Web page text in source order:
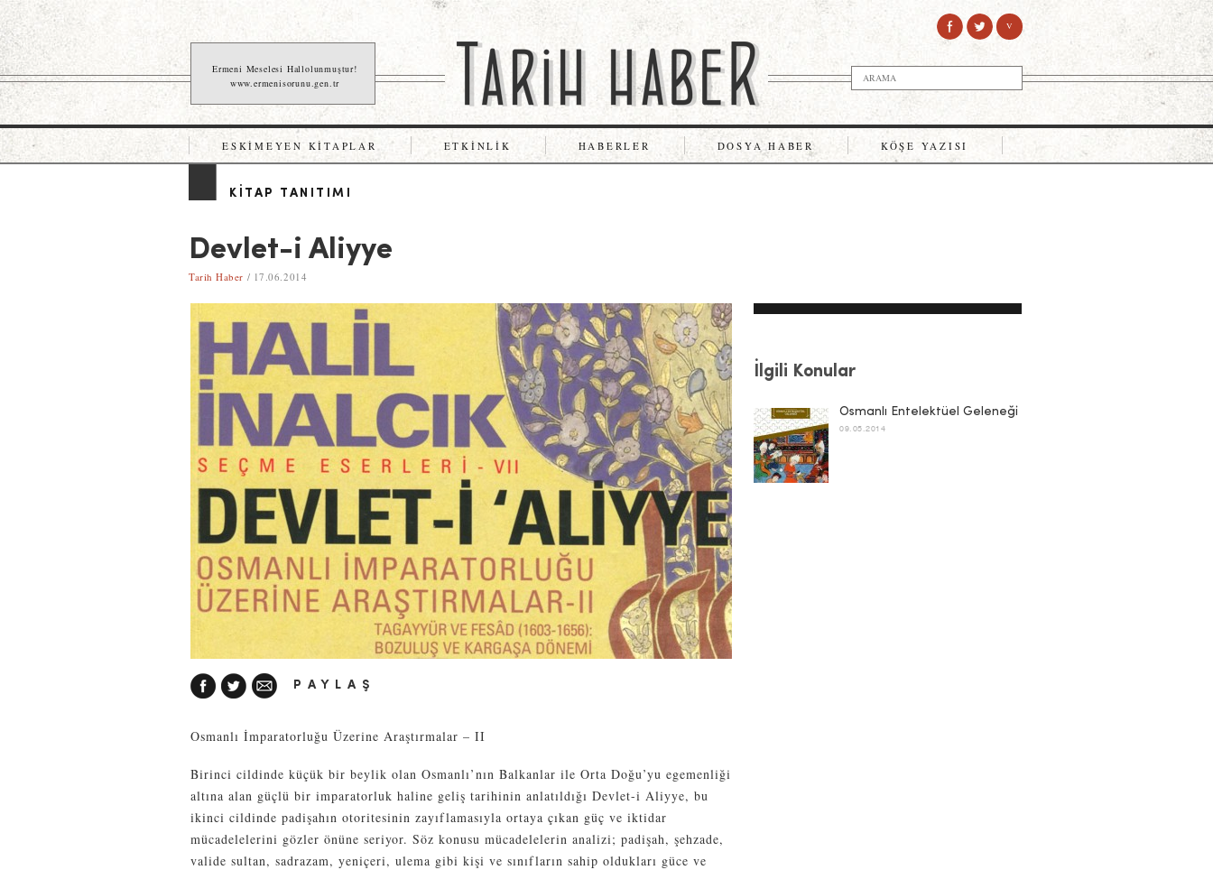
V
Ermeni Meselesi Hallolunmuştur!
www.ermenisorunu.gen.tr
ESKIMEYEN KITAPLAR ETKINLIK HABERLER DOSYA HABER KÖŞE YAZISI
KITAP TANITIMI
Devlet-i Aliyye
Tarih Haber / 17.06.2014
PAYLAŞ
Osmanlı İmparatorluğu Üzerine Araştırmalar – II
Birinci cildinde küçük bir beylik olan Osmanlı’nın Balkanlar ile Orta Doğu’yu egemenliği
altına alan güçlü bir imparatorluk haline geliş tarihinin anlatıldığı Devlet-i Aliyye, bu
ikinci cildinde padişahın otoritesinin zayıflamasıyla ortaya çıkan güç ve iktidar
mücadelelerini gözler önüne seriyor. Söz konusu mücadelelerin analizi; padişah, şehzade,
valide sultan, sadrazam, yeniçeri, ulema gibi kişi ve sınıfların sahip oldukları güce ve
İlgili Konular
Osmanlı Entelektüel Geleneği
09.05.2014